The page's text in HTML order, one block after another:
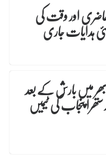
اور وقت کی
ہدایات جاری
میں بارش کے بعد
پنجاب کی ٹیمیں